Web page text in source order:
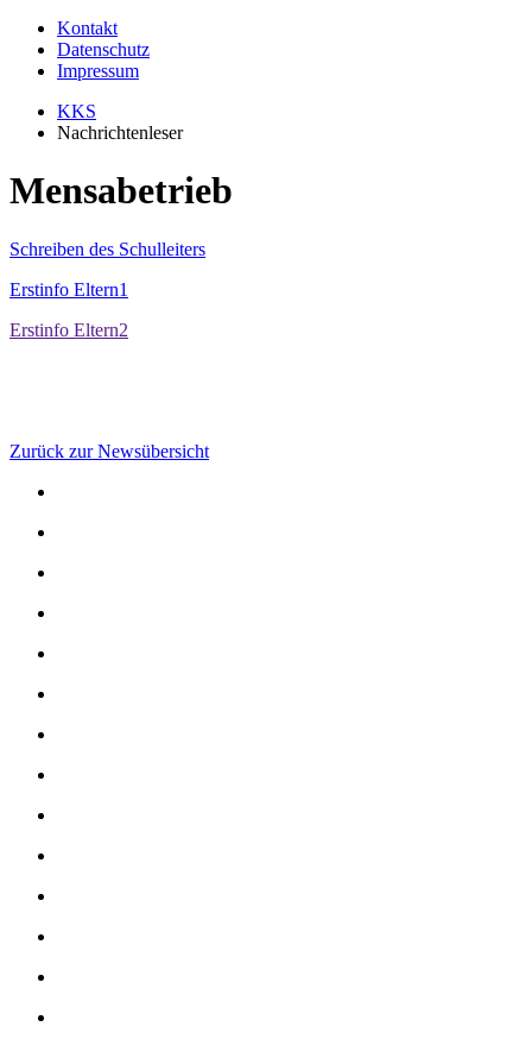
Kontakt
Datenschutz
Impressum
KKS
Nachrichtenleser
Mensabetrieb
Schreiben des Schulleiters
Erstinfo Eltern1
Erstinfo Eltern2
Zurück zur Newsübersicht